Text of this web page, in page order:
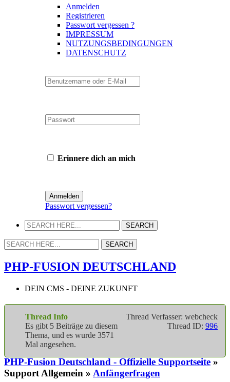
Anmelden
Registrieren
Passwort vergessen ?
IMPRESSUM
NUTZUNGSBEDINGUNGEN
DATENSCHUTZ
Erinnere dich an mich
Passwort vergessen?
PHP-FUSION DEUTSCHLAND
DEIN CMS - DEINE ZUKUNFT
Thread Verfasser: webcheck
Thread ID: 996
Thread Info
Es gibt 5 Beiträge zu diesem
Thema, und es wurde 3571
Mal angesehen.
PHP-Fusion Deutschland - Offizielle Supportseite »
Support Allgemein » Anfängerfragen